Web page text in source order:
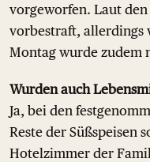
vorgeworfen. Laut
vorbestraft, allerdings
Montag wurde zudem
Wurden auch
Ja, bei den
Reste der Süßspeisen
Hotelzimmer der